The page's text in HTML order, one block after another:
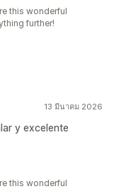
this wonderful
further!
13 มีนาคม 2026
y excelente
this wonderful